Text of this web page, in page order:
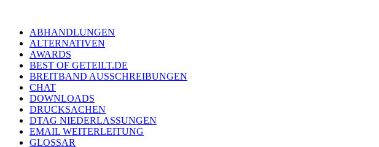
ABHANDLUNGEN
ALTERNATIVEN
AWARDS
BEST OF GETEILT.DE
BREITBAND AUSSCHREIBUNGEN
CHAT
DOWNLOADS
DRUCKSACHEN
DTAG NIEDERLASSUNGEN
EMAIL WEITERLEITUNG
GLOSSAR